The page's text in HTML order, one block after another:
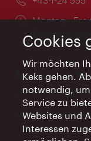
Montag -
Feiertags
AI Concierge
Ort:
Cookies
Wir möchten
Keks gehen.
notwendig,
Service zu
Websites und
Interessen